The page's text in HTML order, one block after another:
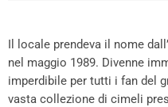
Il locale prendeva il nome
nel maggio 1989. Divenne
imperdibile per tutti i fan del
vasta collezione di cimeli